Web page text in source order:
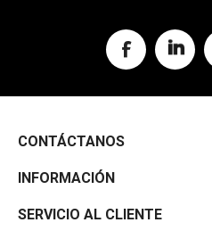
CONTÁCTANOS
INFORMACIÓN
SERVICIO AL CLIENTE